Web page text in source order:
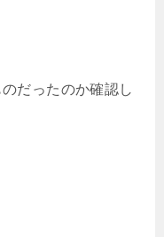
だったのか確認し